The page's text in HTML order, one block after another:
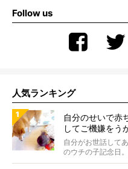
Follow us
人気ランキング
自分のせいで赤
してご機嫌をう
画】
自分がお世話して
のウチの子記念日
うを...